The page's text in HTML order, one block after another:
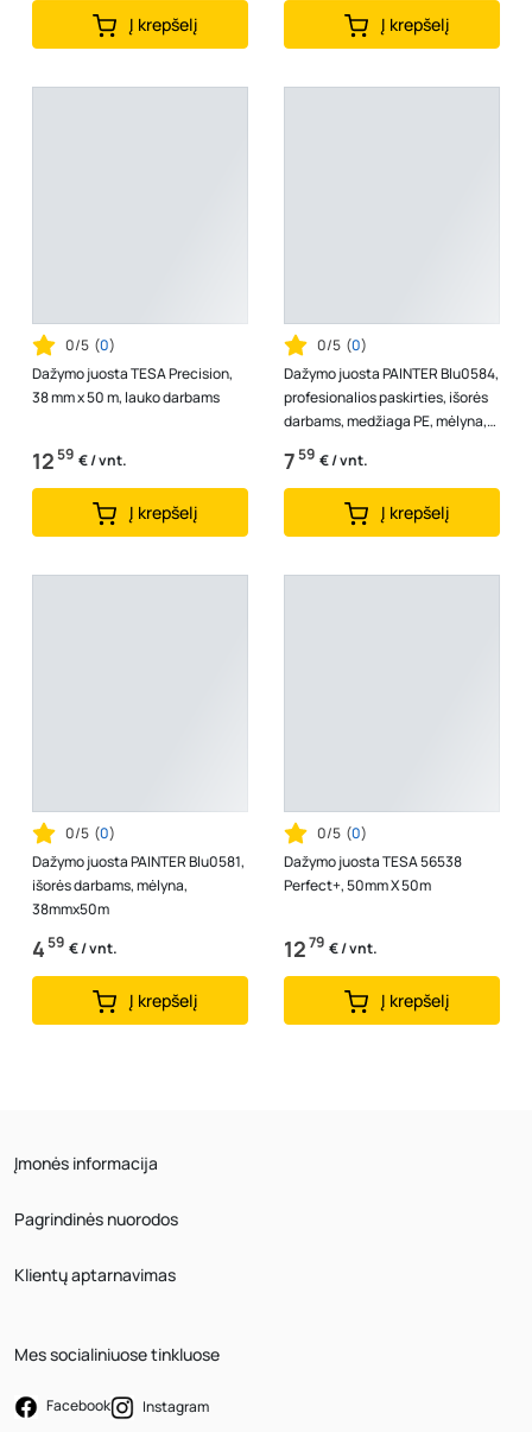
Į krepšelį Į krepšelį
0/5 (0)
Dažymo juosta TESA Precision,
38 mm x 50 m, lauko darbams
1259 € / vnt.
Į krepšelį
0/5 (0)
Dažymo juosta PAINTER Blu0584,
profesionalios paskirties, išorės
darbams, medžiaga PE, mėlyna,
48mmx50m
759 € / vnt.
Į krepšelį
0/5 (0)
Dažymo juosta PAINTER Blu0581,
išorės darbams, mėlyna,
38mmx50m
459 € / vnt.
Į krepšelį
0/5 (0)
Dažymo juosta TESA 56538
Perfect+, 50mm X 50m
1279 € / vnt.
Į krepšelį
Įmonės informacija
Pagrindinės nuorodos
Klientų aptarnavimas
Mes socialiniuose tinkluose
Facebook Instagram